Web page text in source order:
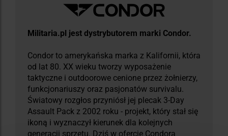
Militaria.pl jest dystrybutorem marki Condor.
Condor to amerykańska marka z Kalifornii, która
od lat 80. XX wieku tworzy wyposażenie
taktyczne i outdoorowe cenione przez żołnierzy,
funkcjonariuszy oraz pasjonatów survivalu.
Światowy rozgłos przyniósł jej plecak 3-Day
Assault Pack z 2002 roku - projekt, który stał się
ikoną i wyznaczył kierunek dla kolejnych
generacji sprzętu. Dziś w ofercie Condora